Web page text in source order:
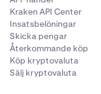
Kraken API Center
Insatsbelöningar
Skicka pengar
Återkommande köp
Köp kryptovaluta
Sälj kryptovaluta